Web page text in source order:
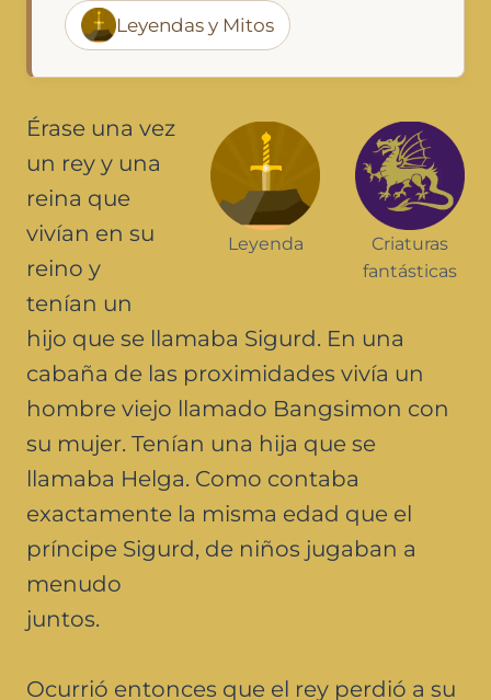
Leyendas y Mitos
Criaturas
fantásticas
Leyenda
Érase una vez
un rey y una
reina que
vivían en su
reino y
tenían un
hijo que se llamaba Sigurd. En una
cabaña de las proximidades vivía un
hombre viejo llamado Bangsimon con
su mujer. Tenían una hija que se
llamaba Helga. Como contaba
exactamente la misma edad que el
príncipe Sigurd, de niños jugaban a
menudo
juntos.
Ocurrió entonces que el rey perdió a su